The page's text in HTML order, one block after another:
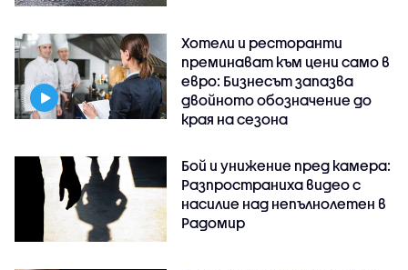
Хотели и ресторанти
преминават към цени само в
евро: Бизнесът запазва
двойното обозначение до
края на сезона
Бой и унижение пред камера:
Разпространиха видео с
насилие над непълнолетен в
Радомир